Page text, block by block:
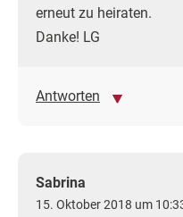
erneut zu heiraten.
Danke! LG
Antworten
Sabrina
15. Oktober 2018 um